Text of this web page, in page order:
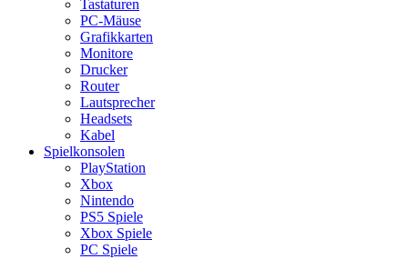
Tastaturen
PC-Mäuse
Grafikkarten
Monitore
Drucker
Router
Lautsprecher
Headsets
Kabel
Spielkonsolen
PlayStation
Xbox
Nintendo
PS5 Spiele
Xbox Spiele
PC Spiele